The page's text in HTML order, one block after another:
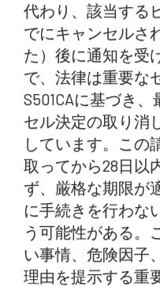
代わり、該当する
でにキャンセルさ
た）後に通知を受
で、法律は重要な
S501CAに基づき
セル決定の取り消
しています。この
取ってから28日以
ず、厳格な期限が
に手続きを行わな
う可能性がある。
い事情、危険因子
理由を提示する重